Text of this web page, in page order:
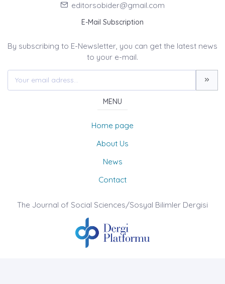
editorsobider@gmail.com
E-Mail Subscription
By subscribing to E-Newsletter, you can get the latest news
to your e-mail.
MENU
Home page
About Us
News
Contact
The Journal of Social Sciences/Sosyal Bilimler Dergisi